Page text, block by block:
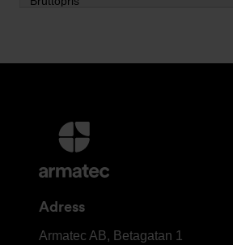
Ytterligare
information
och
Adress
Armatec
Armatec AB, Betagatan 1